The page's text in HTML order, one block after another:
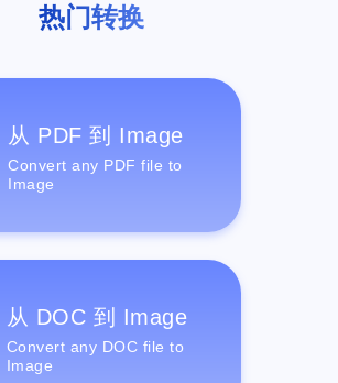
热门转换
从 PDF 到 Image
Convert any PDF file to
Image
从 DOC 到 Image
Convert any DOC file to
Image